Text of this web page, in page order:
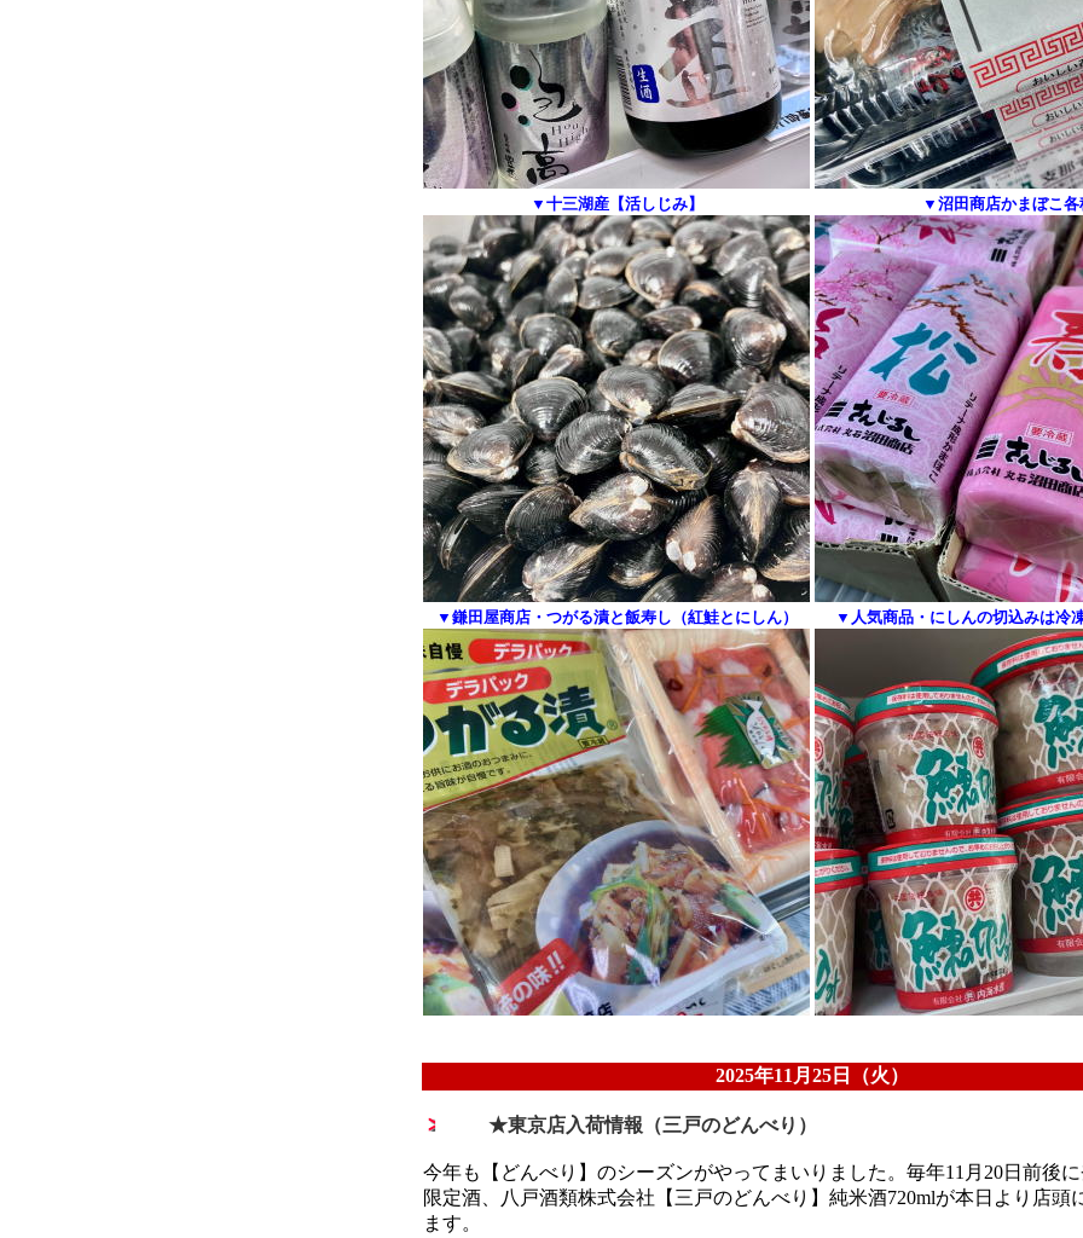
▼十三湖産【活しじみ】 ▼沼田商店かまぼこ各
▼鎌田屋商店・つがる漬と飯寿し（紅鮭とにしん） ▼人気商品・にしんの切込みは冷
2025年11月25日（火）
★東京店入荷情報（三戸のどんべり）
今年も【どんべり】のシーズンがやってまいりました。毎年11月20日前後
限定酒、八戸酒類株式会社【三戸のどんべり】純米酒720mlが本日より店頭
ます。